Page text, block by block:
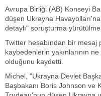
Avrupa Birliği (AB) Konseyi
düşen Ukrayna
detaylı" soruşturma
Twitter hesabından bir mesaj
kaybedenlerin yakınlarının
olduğunu kaydetti.
Michel, "Ukrayna Devlet
Başbakanı Boris Johnson ve